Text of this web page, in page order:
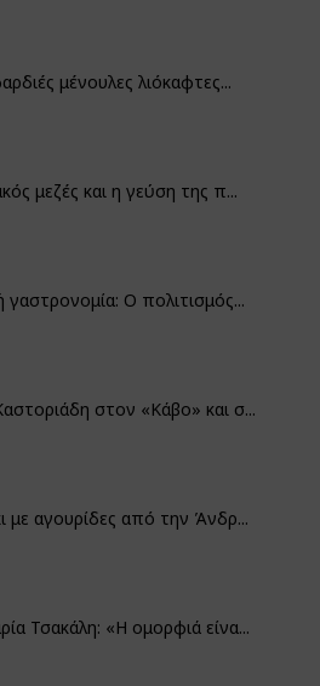
μένουλες λιόκαφτες...
μεζές και η γεύση της π...
γαστρονομία: Ο πολιτισμός...
στον «Κάβο» και σ...
με αγουρίδες από την Άνδρ...
Τσακάλη: «Η ομορφιά είνα...